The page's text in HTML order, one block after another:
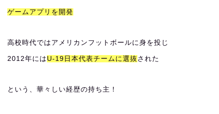
ゲームアプリを開発
高校時代ではアメリカンフットボールに身を投じ
2012年には U-19日本代表チームに選抜 された
という、華々しい経歴の持ち主！